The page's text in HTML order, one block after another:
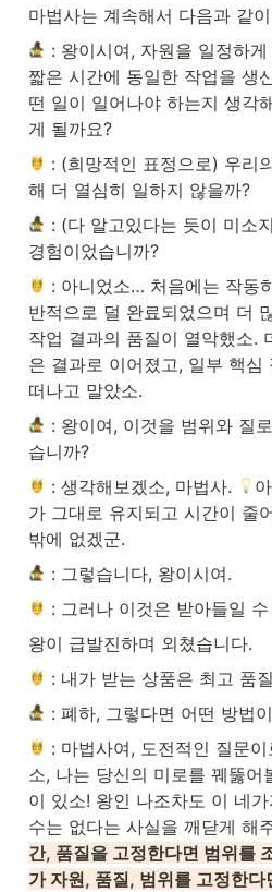
마법사는 계속해서 다음과 같
: 왕이시여, 자원을 일정하
짧은 시간에 동일한 작업을 생
떤 일이 일어나야 하는지 생각
게 될까요?
: (희망적인 표정으로) 우리
해 더 열심히 일하지 않을까?
: (다 알고있다는 듯이 미소
경험이었습니까?
: 아니었소… 처음에는 작동
반적으로 덜 완료되었으며 더
작업 결과의 품질이 열악했소.
은 결과로 이어졌고, 일부 핵심
떠나고 말았소.
: 왕이여, 이것을 범위와 질
습니까?
: 생각해보겠소, 마법사.
가 그대로 유지되고 시간이 줄
밖에 없겠군.
: 그렇습니다, 왕이시여.
: 그러나 이것은 받아들일
왕이 급발진하며 외쳤습니다.
: 내가 받는 상품은 최고 품
: 폐하, 그렇다면 어떤 방법
: 마법사여, 도전적인 질문
소, 나는 당신의 미로를 꿰뚫어
이 있소! 왕인 나조차도 이 네
수는 없다는 사실을 깨닫게 해
간, 품질을 고정한다면 범위를
가 자원, 품질, 범위를 고정한